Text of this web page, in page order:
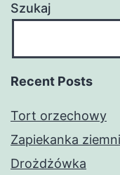
Szukaj
Recent Posts
Tort orzechowy
Zapiekanka
Drożdżówka